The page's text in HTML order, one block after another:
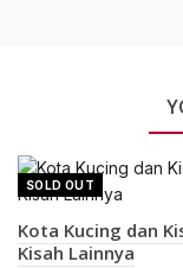
SOLD OUT
Kota Kucing dan
Kisah Lainnya